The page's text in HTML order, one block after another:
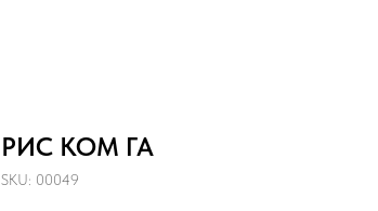
РИС КОМ ГА
SKU: 00049